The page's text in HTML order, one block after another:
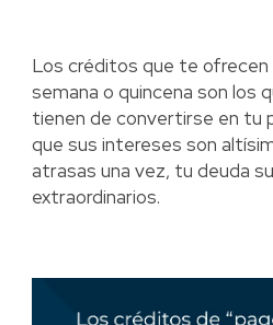
Los créditos que te ofrecen
semana o quincena son los
tienen de convertirse en tu
que sus intereses son
atrasas una vez, tu deuda
extraordinarios.